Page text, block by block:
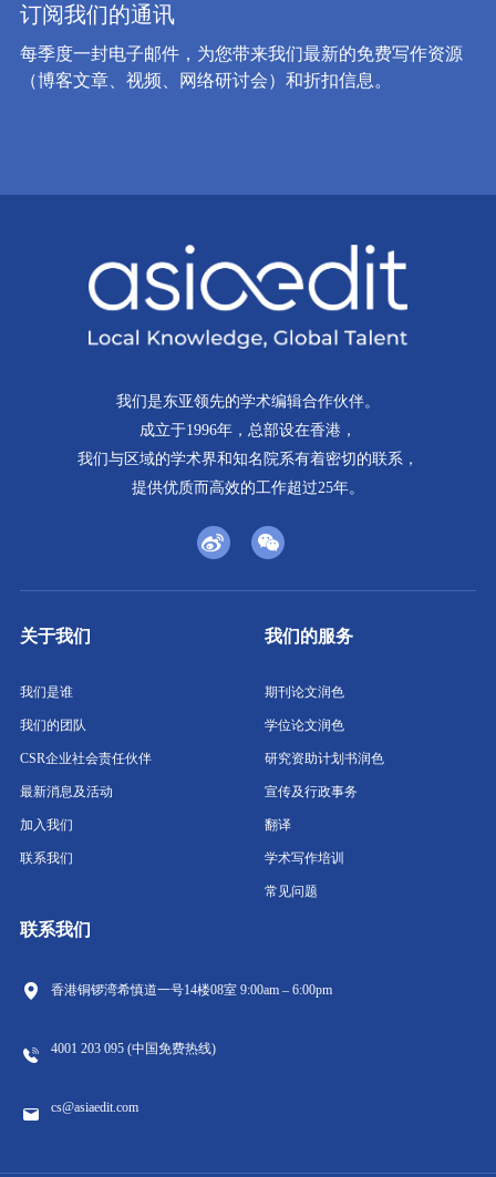
订阅我们的通讯
每季度一封电子邮件，为您带来我们最新的免费写作资源
（博客文章、视频、网络研讨会）和折扣信息。
我们是东亚领先的学术编辑合作伙伴。
成立于1996年，总部设在香港，
我们与区域的学术界和知名院系有着密切的联系，
提供优质而高效的工作超过25年。
关于我们
我们是谁
我们的团队
CSR企业社会责任伙伴
最新消息及活动
加入我们
联系我们
我们的服务
期刊论文润色
学位论文润色
研究资助计划书润色
宣传及行政事务
翻译
学术写作培训
常见问题
联系我们
香港铜锣湾希慎道一号14楼08室9:00am – 6:00pm
4001 203 095 (中国免费热线)
cs@asiaedit.com